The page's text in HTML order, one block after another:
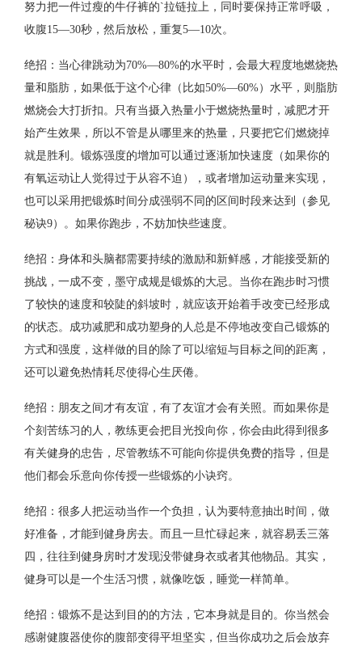
努力把一件过瘦的牛仔裤的`拉链拉上，同时要保持正常呼吸，
收腹15—30秒，然后放松，重复5—10次。
绝招：当心律跳动为70%—80%的水平时，会最大程度地燃烧热
量和脂肪，如果低于这个心律（比如50%—60%）水平，则脂肪
燃烧会大打折扣。只有当摄入热量小于燃烧热量时，减肥才开
始产生效果，所以不管是从哪里来的热量，只要把它们燃烧掉
就是胜利。锻炼强度的增加可以通过逐渐加快速度（如果你的
有氧运动让人觉得过于从容不迫），或者增加运动量来实现，
也可以采用把锻炼时间分成强弱不同的区间时段来达到（参见
秘诀9）。如果你跑步，不妨加快些速度。
绝招：身体和头脑都需要持续的激励和新鲜感，才能接受新的
挑战，一成不变，墨守成规是锻炼的大忌。当你在跑步时习惯
了较快的速度和较陡的斜坡时，就应该开始着手改变已经形成
的状态。成功减肥和成功塑身的人总是不停地改变自己锻炼的
方式和强度，这样做的目的除了可以缩短与目标之间的距离，
还可以避免热情耗尽使得心生厌倦。
绝招：朋友之间才有友谊，有了友谊才会有关照。而如果你是
个刻苦练习的人，教练更会把目光投向你，你会由此得到很多
有关健身的忠告，尽管教练不可能向你提供免费的指导，但是
他们都会乐意向你传授一些锻炼的小诀窍。
绝招：很多人把运动当作一个负担，认为要特意抽出时间，做
好准备，才能到健身房去。而且一旦忙碌起来，就容易丢三落
四，往往到健身房时才发现没带健身衣或者其他物品。其实，
健身可以是一个生活习惯，就像吃饭，睡觉一样简单。
绝招：锻炼不是达到目的的方法，它本身就是目的。你当然会
感谢健腹器使你的腹部变得平坦坚实，但当你成功之后会放弃